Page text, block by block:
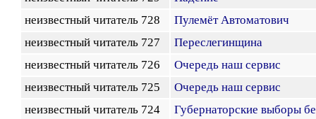
неизвестный читатель 728
Пулемёт Автоматович
неизвестный читатель 727
Переслегинщина
неизвестный читатель 726
Очередь наш сервис
неизвестный читатель 725
Очередь наш сервис
неизвестный читатель 724
Губернаторские выборы